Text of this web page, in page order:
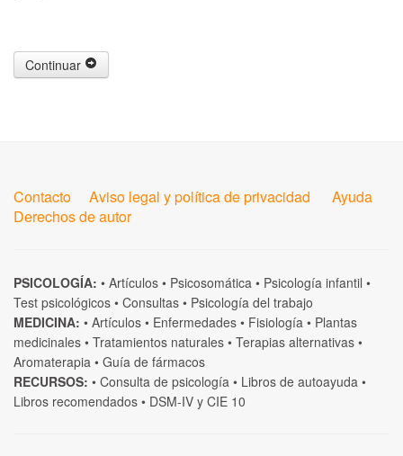
Continuar
Contacto Aviso legal y política de privacidad
Ayuda
Derechos de autor
PSICOLOGÍA: • Artículos • Psicosomática • Psicología infantil •
Test psicológicos • Consultas • Psicología del trabajo
MEDICINA: • Artículos • Enfermedades • Fisiología • Plantas
medicinales • Tratamientos naturales • Terapias alternativas •
Aromaterapia • Guía de fármacos
RECURSOS: • Consulta de psicología • Libros de autoayuda •
Libros recomendados • DSM-IV y CIE 10